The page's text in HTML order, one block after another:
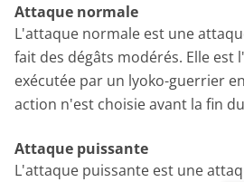
Attaque normale
L'attaque normale est une
fait des dégâts modérés. Elle
exécutée par un lyoko-guerrier
action n'est choisie avant la fin
Attaque puissante
L'attaque puissante est une